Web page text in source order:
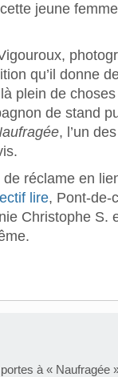
jeune
qu’il donne
plein de
de stand
, l’un
réclame en
lire, Pont-de-
Christophe S.
à « Naufragée